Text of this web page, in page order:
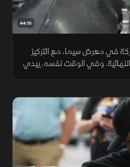
44:15
في معرض سيما، مع التركيز
وفي الوقت نفسه، يبدي